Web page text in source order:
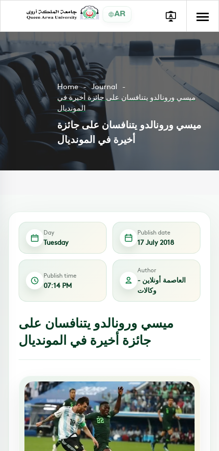
AR
Home
Journal
ميسي ورونالدو يتنافسان على جائزة أخيرة في
المونديال
ميسي ورونالدو يتنافسان على جائزة
أخيرة في المونديال
Day
Tuesday
Publish date
17 July 2018
Publish time
07:14 PM
Author
العاصمة أونلاين -
وكالات
ميسي ورونالدو يتنافسان على
جائزة أخيرة في المونديال